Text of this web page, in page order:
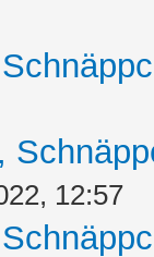
12:57